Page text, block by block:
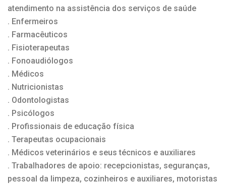
atendimento na assistência dos serviços de saúde
. Enfermeiros
. Farmacêuticos
. Fisioterapeutas
. Fonoaudiólogos
. Médicos
. Nutricionistas
. Odontologistas
. Psicólogos
. Profissionais de educação física
. Terapeutas ocupacionais
. Médicos veterinários e seus técnicos e auxiliares
. Trabalhadores de apoio: recepcionistas, seguranças,
pessoal da limpeza, cozinheiros e auxiliares, motoristas